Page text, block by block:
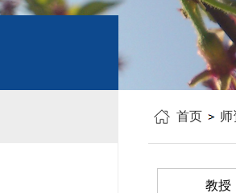
会议纪要
工会之声
职称晋升
人事培训
博士后管理
课表、校历
主修专业确认
学籍管理
教学与教务
毕业论文
科研训练
实习实践
首页 师
教授